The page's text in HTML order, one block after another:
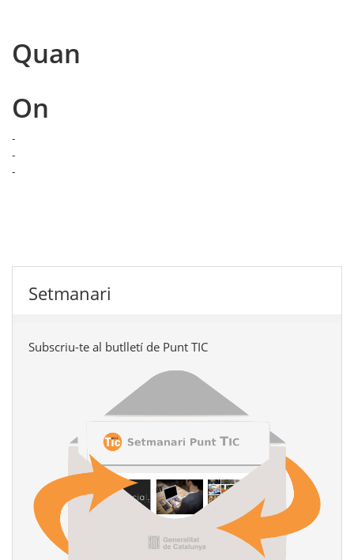
Quan
On
-
-
-
Setmanari
Subscriu-te al butlletí de Punt TIC